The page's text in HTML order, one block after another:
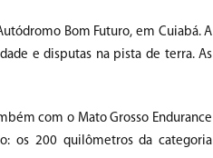
Bom Futuro, em Cuiabá. A
e disputas na pista de terra. As
com o Mato Grosso Endurance
os 200 quilômetros da categoria